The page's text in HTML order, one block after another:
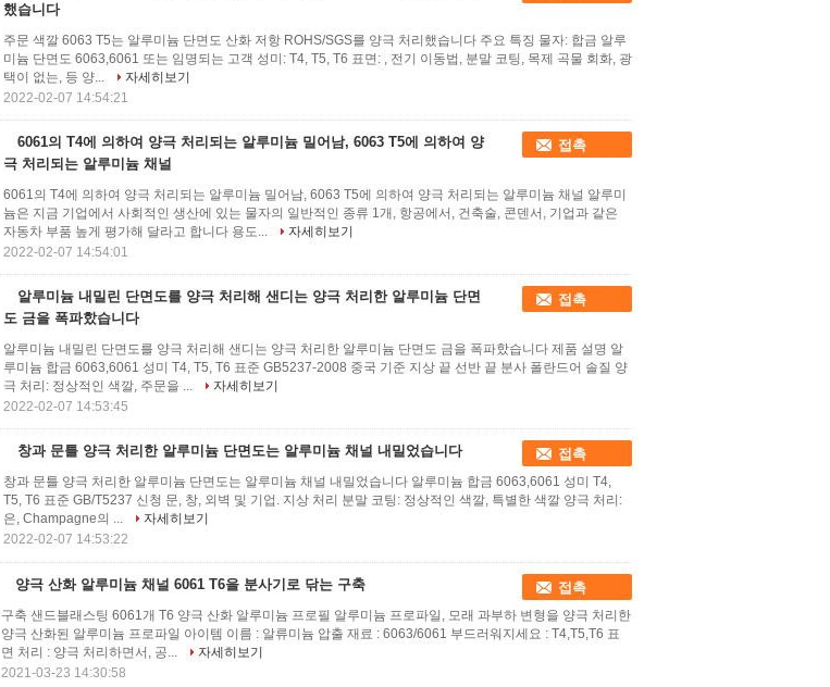
했습니다
주문 색깔 6063 T5는 알루미늄 단면도 산화 저항 ROHS/SGS를 양극 처리했습니다 주요 특징 물자: 합금 알루
미늄 단면도 6063,6061 또는 임명되는 고객 성미: T4, T5, T6 표면: , 전기 이동법, 분말 코팅, 목제 곡물 회화, 광
택이 없는, 등 양...
자세히보기
2022-02-07 14:54:21
6061의 T4에 의하여 양극 처리되는 알루미늄 밀어남, 6063 T5에 의하여 양
극 처리되는 알루미늄 채널
접촉
6061의 T4에 의하여 양극 처리되는 알루미늄 밀어남, 6063 T5에 의하여 양극 처리되는 알루미늄 채널 알루미
늄은 지금 기업에서 사회적인 생산에 있는 물자의 일반적인 종류 1개, 항공에서, 건축술, 콘덴서, 기업과 같은
자동차 부품 높게 평가해 달라고 합니다 용도...
자세히보기
2022-02-07 14:54:01
알루미늄 내밀린 단면도를 양극 처리해 샌디는 양극 처리한 알루미늄 단면
도 금을 폭파핬습니다
접촉
알루미늄 내밀린 단면도를 양극 처리해 샌디는 양극 처리한 알루미늄 단면도 금을 폭파핬습니다 제품 설명 알
루미늄 합금 6063,6061 성미 T4, T5, T6 표준 GB5237-2008 중국 기준 지상 끝 선반 끝 분사 폴란드어 솔질 양
극 처리: 정상적인 색깔, 주문을 ...
자세히보기
2022-02-07 14:53:45
창과 문틀 양극 처리한 알루미늄 단면도는 알루미늄 채널 내밀었습니다 접촉
창과 문틀 양극 처리한 알루미늄 단면도는 알루미늄 채널 내밀었습니다 알루미늄 합금 6063,6061 성미 T4,
T5, T6 표준 GB/T5237 신청 문, 창, 외벽 및 기업. 지상 처리 분말 코팅: 정상적인 색깔, 특별한 색깔 양극 처리:
은, Champagne의 ...
자세히보기
2022-02-07 14:53:22
양극 산화 알루미늄 채널 6061 T6을 분사기로 닦는 구축 접촉
구축 샌드블래스팅 6061개 T6 양극 산화 알루미늄 프로필 알루미늄 프로파일, 모래 과부하 변형을 양극 처리한
양극 산화된 알루미늄 프로파일 아이템 이름 : 알류미늄 압출 재료 : 6063/6061 부드러워지세요 : T4,T5,T6 표
면 처리 : 양극 처리하면서, 공...
자세히보기
2021-03-23 14:30:58